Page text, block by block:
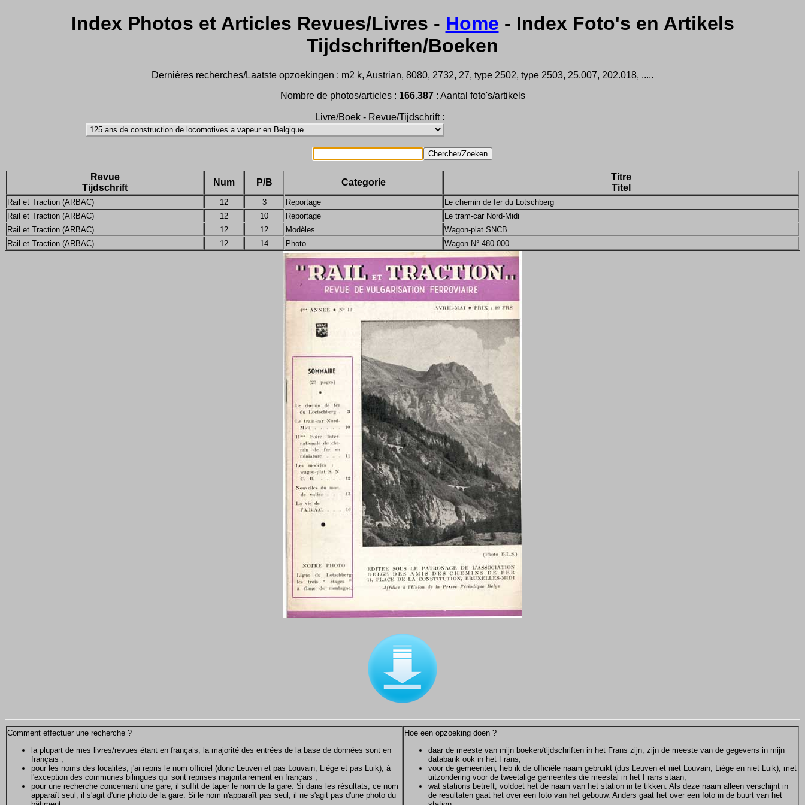
Index Photos et Articles Revues/Livres - Home - Index Foto's en Artikels
Tijdschriften/Boeken
Dernières recherches/Laatste opzoekingen : m2 k, Austrian, 8080, 2732, 27, type 2502, type 2503, 25.007, 202.018, .....
Nombre de photos/articles : 166.387: Aantal foto's/artikels
Livre/Boek - Revue/Tijdschrift :
Revue
Tijdschrift
Num P/B Categorie
Titre
Titel
Rail et Traction (ARBAC) 12 3 Reportage
Le chemin de fer du Lotschberg
Rail et Traction (ARBAC)
12 10 Reportage
Le tram-car Nord-Midi
Rail et Traction (ARBAC)
12 12 Modèles
Wagon-plat SNCB
Rail et Traction (ARBAC)
12 14 Photo Wagon N° 480.000
Comment effectuer une recherche ?
la plupart de mes livres/revues étant en français, la majorité des entrées de la base de données sont en
français ;
pour les noms des localités, j'ai repris le nom officiel (donc Leuven et pas Louvain, Liège et pas Luik), à
l'exception des communes bilingues qui sont reprises majoritairement en français ;
pour une recherche concernant une gare, il suffit de taper le nom de la gare. Si dans les résultats, ce nom
apparaît seul, il s'agit d'une photo de la gare. Si le nom n'apparaît pas seul, il ne s'agit pas d'une photo du
Hoe een opzoeking doen ?
daar de meeste van mijn boeken/tijdschriften in het Frans zijn, zijn de meeste van de gegevens in mijn
databank ook in het Frans;
voor de gemeenten, heb ik de officiële naam gebruikt (dus Leuven et niet Louvain, Liège en niet Luik), met
uitzondering voor de tweetalige gemeentes die meestal in het Frans staan;
wat stations betreft, voldoet het de naam van het station in te tikken. Als deze naam alleen verschijnt in
de resultaten gaat het over een foto van het gebouw. Anders gaat het over een foto in de buurt van het